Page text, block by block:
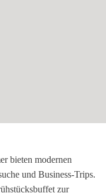
bieten modernen
und Business-Trips.
zur